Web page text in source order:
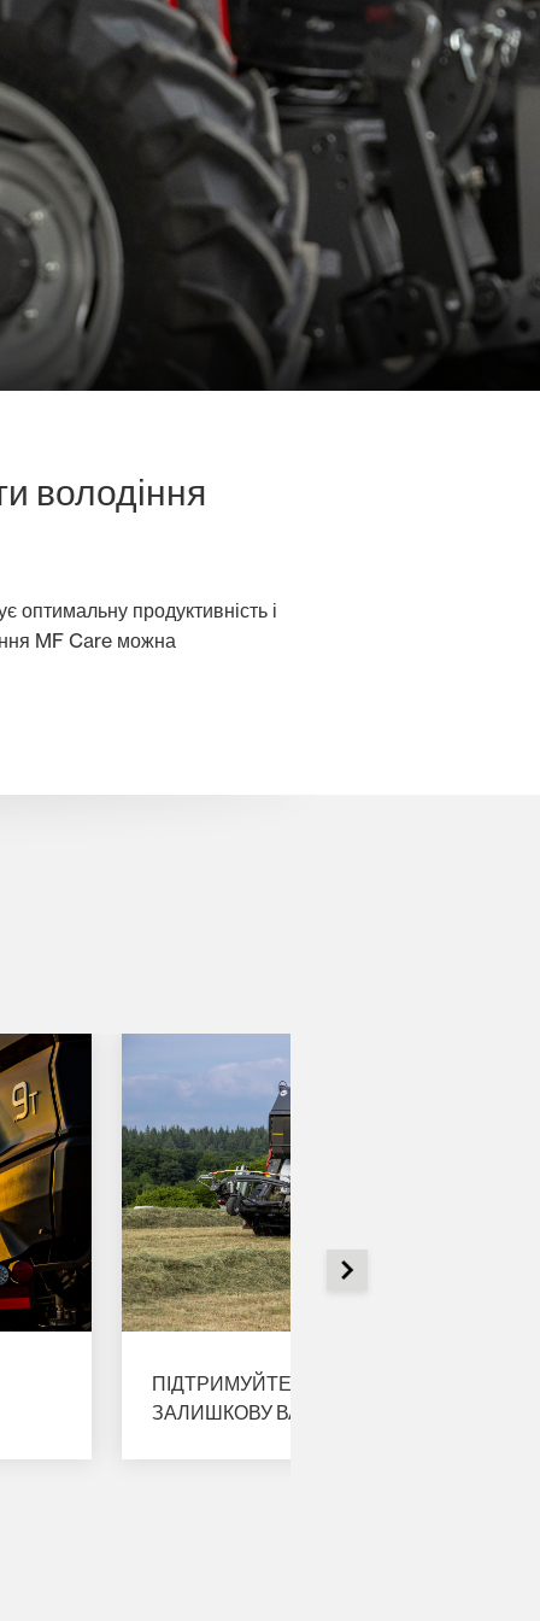
володіння
оптимальну продуктивність і
MF Care можна
ПІДТРИМУЙТЕ МАКСИМАЛЬНУ
ЗАЛИШКОВУ ВАРТІСТЬ ВАШОЇ МАШИНИ